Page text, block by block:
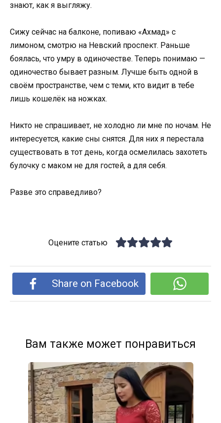
знают, как я выгляжу.
Сижу сейчас на балконе, попиваю «Ахмад» с
лимоном, смотрю на Невский проспект. Раньше
боялась, что умру в одиночестве. Теперь понимаю —
одиночество бывает разным. Лучше быть одной в
своём пространстве, чем с теми, кто видит в тебе
лишь кошелёк на ножках.
Никто не спрашивает, не холодно ли мне по ночам. Не
интересуется, какие сны снятся. Для них я перестала
существовать в тот день, когда осмелилась захотеть
булочку с маком не для гостей, а для себя.
Разве это справедливо?
Оцените статью
Share on Facebook
Вам также может понравиться